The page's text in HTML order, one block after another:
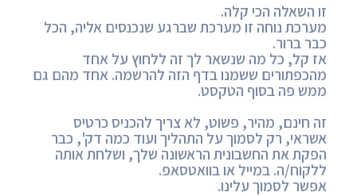
זו השאלה הכי קלה.
מערכת נוחה זו מערכת שברגע שנכנסים אליה, הכל
כבר ברור.
אז קל, כל מה שנשאר לך זה ללחוץ על אחד
מהכפתורים ששמנו בדף הזה להרשמה. אחד מהם גם
ממש פה בסוף הטקסט.
זה חינם, מהיר, פשוט, לא צריך להכניס כרטיס
אשראי, רק לסמוך על התהליך ועוד כמה דק', כבר
הפקת את החשבונית הראשונה שלך, ושלחת אותה
ללקוח/ה. במייל או בוואטסאפ.
אפשר לסמוך עלינו.